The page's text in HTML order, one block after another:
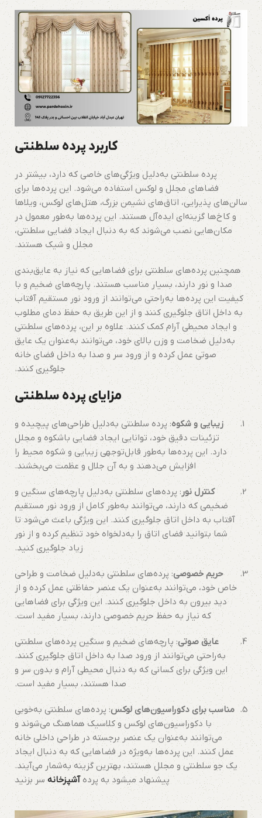
کاربرد پرده سلطنتی
پرده سلطنتی به‌دلیل ویژگی‌های خاصی که دارد، بیشتر در
فضاهای مجلل و لوکس استفاده می‌شود. این پرده‌ها برای
سالن‌های پذیرایی، اتاق‌های نشیمن بزرگ، هتل‌های لوکس، ویلاها
و کاخ‌ها گزینه‌ای ایده‌آل هستند. این پرده‌ها به‌طور معمول در
مکان‌هایی نصب می‌شوند که به دنبال ایجاد فضایی سلطنتی،
مجلل و شیک هستند.
همچنین پرده‌های سلطنتی برای فضاهایی که نیاز به عایق‌بندی
صدا و نور دارند، بسیار مناسب هستند. پارچه‌های ضخیم و با
کیفیت این پرده‌ها به‌راحتی می‌توانند از ورود نور مستقیم آفتاب
به داخل اتاق جلوگیری کنند و از این طریق به حفظ دمای مطلوب
و ایجاد محیطی آرام کمک کنند. علاوه بر این، پرده‌های سلطنتی
به‌دلیل ضخامت و وزن بالای خود، می‌توانند به‌عنوان یک عایق
صوتی عمل کرده و از ورود سر و صدا به داخل فضای خانه
جلوگیری کنند.
مزایای پرده سلطنتی
زیبایی و شکوه: پرده سلطنتی به‌دلیل طراحی‌های پیچیده و
تزئینات دقیق خود، توانایی ایجاد فضایی باشکوه و مجلل
دارد. این پرده‌ها به‌طور قابل‌توجهی زیبایی و شکوه محیط را
افزایش می‌دهند و به آن جلال و عظمت می‌بخشند.
کنترل نور : پرده‌های سلطنتی به‌دلیل پارچه‌های سنگین و
ضخیمی که دارند، می‌توانند به‌طور کامل از ورود نور مستقیم
آفتاب به داخل اتاق جلوگیری کنند. این ویژگی باعث می‌شود تا
شما بتوانید فضای اتاق را به‌دلخواه خود تنظیم کرده و از نور
زیاد جلوگیری کنید.
حریم خصوصی: پرده‌های سلطنتی به‌دلیل ضخامت و طراحی
خاص خود، می‌توانند به‌عنوان یک عنصر حفاظتی عمل کرده و از
دید بیرون به داخل جلوگیری کنند. این ویژگی برای فضاهایی
که نیاز به حفظ حریم خصوصی دارند، بسیار مفید است.
عایق صوتی: پارچه‌های ضخیم و سنگین پرده‌های سلطنتی
به‌راحتی می‌توانند از ورود صدا به داخل اتاق جلوگیری کنند.
این ویژگی برای کسانی که به دنبال محیطی آرام و بدون سر و
صدا هستند، بسیار مفید است.
مناسب برای دکوراسیون‌های لوکس: پرده‌های سلطنتی به‌خوبی
با دکوراسیون‌های لوکس و کلاسیک هماهنگ می‌شوند و
می‌توانند به‌عنوان یک عنصر برجسته در طراحی داخلی خانه
عمل کنند. این پرده‌ها به‌ویژه در فضاهایی که به دنبال ایجاد
یک جو سلطنتی و مجلل هستند، بهترین گزینه به‌شمار می‌آیند.
پیشنهاد میشود به پردهآشپزخانهسر بزنید